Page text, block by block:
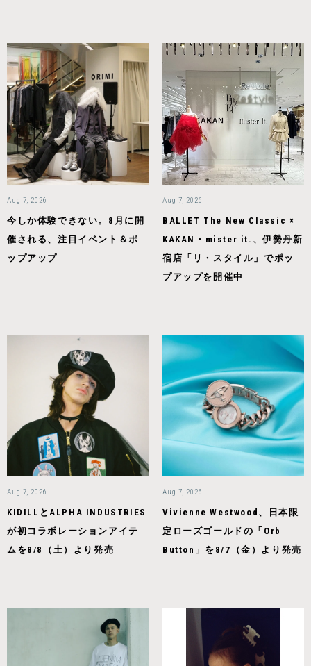
Aug 7, 2026
今しか体験できない。8月に開
催される、注目イベント＆ポ
ップアップ
Aug 7, 2026
BALLET The New Classic ×
KAKAN・mister it.、伊勢丹新
宿店「リ・スタイル」でポッ
プアップを開催中
Aug 7, 2026
KIDILLとALPHA INDUSTRIES
が初コラボレーションアイテ
ムを8/8（土）より発売
Aug 7, 2026
Vivienne Westwood、日本限
定ローズゴールドの「Orb
Button」を8/7（金）より発売